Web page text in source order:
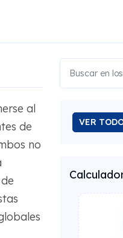
al
de
no
VER